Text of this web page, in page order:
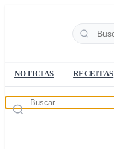
NOTICIAS RECEITAS